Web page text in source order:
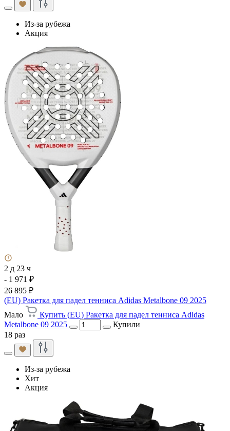
Из-за рубежа
Акция
2 д 23 ч
- 1 971 ₽
26 895 ₽
(EU) Ракетка для падел тенниса Adidas Metalbone 09 2025
Мало
Купить (EU) Ракетка для падел тенниса Adidas
Metalbone 09 2025
Купили
18 раз
Из-за рубежа
Хит
Акция